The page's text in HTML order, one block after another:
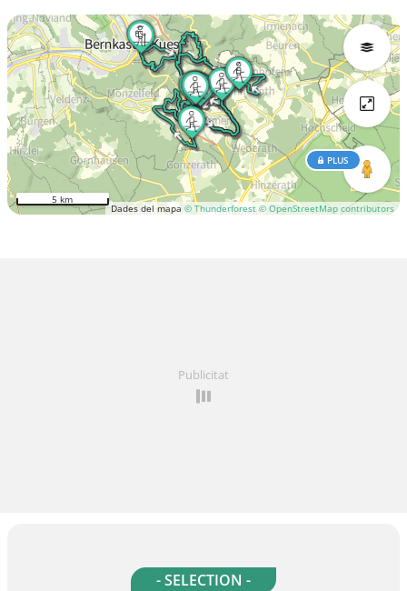
Dades del mapa © Thunderforest © OpenStreetMap contributors
PLUS
5 km
Publicitat
- SELECTION -